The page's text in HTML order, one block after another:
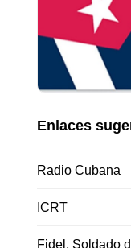
Enlaces
Radio Cubana
ICRT
Fidel, Soldado